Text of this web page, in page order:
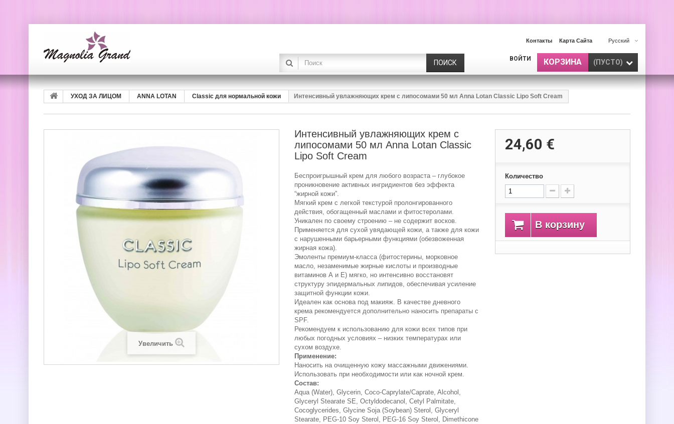
Русский
Контакты Карта Сайта
КОРЗИНА (ПУСТО)
ВОЙТИ
ПОИСК
УХОД ЗА ЛИЦОМ ANNA LOTAN Classic для нормальной кожи Интенсивный увлажняющих крем с липосомами 50 мл Anna Lotan Classic Lipo Soft Cream
Увеличить
Интенсивный увлажняющих крем с
липосомами 50 мл Anna Lotan Classic
Lipo Soft Cream
Беспроигрышный крем для любого возраста – глубокое
проникновение активных ингридиентов без эффекта
“жирной кожи”.
Мягкий крем с легкой текстурой пролонгированного
действия, обогащенный маслами и фитостеролами.
Уникален по своему строению – не содержит восков.
Применяется для сухой увядающей кожи, а также для кожи
с нарушенными барьерными функциями (обезвоженная
жирная кожа).
Эмоленты премиум-класса (фитостерины, морковное
масло, незаменимые жирные кислоты и производные
витаминов А и Е) мягко, но интенсивно восстановят
структуру эпидермальных липидов, обеспечивая усиление
защитной функции кожи.
Идеален как основа под макияж. В качестве дневного
крема рекомендуется дополнительно наносить препараты с
SPF.
Рекомендуем к использованию для кожи всех типов при
любых погодных условиях – низких температурах или
сухом воздухе.
Применение:
Наносить на очищенную кожу массажными движениями.
Использовать при необходимости или как ночной крем.
Состав:
Aqua (Water), Glycerin, Coco-Caprylate/Caprate, Alcohol,
Glyceryl Stearate SE, Octyldodecanol, Cetyl Palmitate,
Cocoglycerides, Glycine Soja (Soybean) Sterol, Glyceryl
Stearate, PEG-10 Soy Sterol, PEG-16 Soy Sterol, Dimethicone
24,60 €
Количество
В корзину